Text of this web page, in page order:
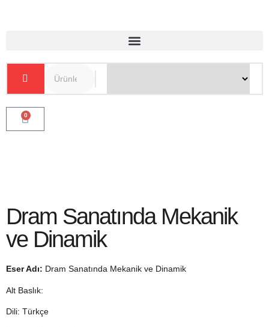
0
Dram Sanatında Mekanik
ve Dinamik
Eser Adı: Dram Sanatında Mekanik ve Dinamik
Alt Baslık:
Dili: Türkçe